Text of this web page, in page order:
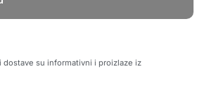
dostave su informativni i proizlaze iz